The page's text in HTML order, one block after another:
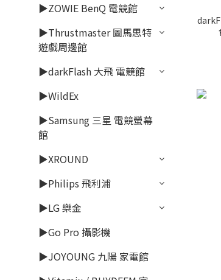
▶ZOWIE BenQ 電競館
▶Thrustmaster 圖馬思特
遊戲周邊館
▶darkFlash 大飛 電競館
▶WildEx
▶Samsung 三星 電競螢幕
館
▶XROUND
▶Philips 飛利浦
▶LG 樂金
▶Go Pro 攝影機
▶JOYOUNG 九陽 家電館